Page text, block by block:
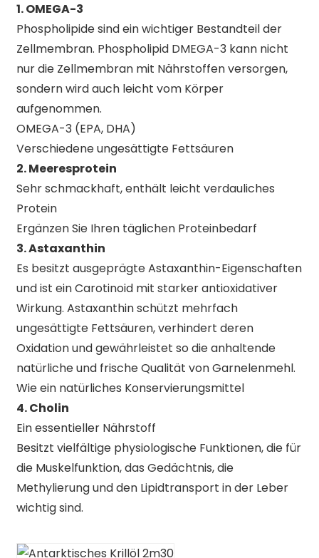
1. OMEGA-3
Phospholipide sind ein wichtiger Bestandteil der
Zellmembran. Phospholipid DMEGA-3 kann nicht
nur die Zellmembran mit Nährstoffen versorgen,
sondern wird auch leicht vom Körper
aufgenommen.
OMEGA-3 (EPA, DHA)
Verschiedene ungesättigte Fettsäuren
2. Meeresprotein
Sehr schmackhaft, enthält leicht verdauliches
Protein
Ergänzen Sie Ihren täglichen Proteinbedarf
3. Astaxanthin
Es besitzt ausgeprägte Astaxanthin-Eigenschaften
und ist ein Carotinoid mit starker antioxidativer
Wirkung. Astaxanthin schützt mehrfach
ungesättigte Fettsäuren, verhindert deren
Oxidation und gewährleistet so die anhaltende
natürliche und frische Qualität von Garnelenmehl.
Wie ein natürliches Konservierungsmittel
4. Cholin
Ein essentieller Nährstoff
Besitzt vielfältige physiologische Funktionen, die für
die Muskelfunktion, das Gedächtnis, die
Methylierung und den Lipidtransport in der Leber
wichtig sind.